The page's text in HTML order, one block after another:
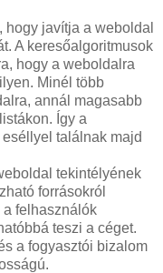
javítja a weboldal
A keresőalgoritmusok
hogy a weboldalra
Minél több
annál magasabb
Így a
találnak majd
tekintélyének
forrásokról
felhasználók
teszi a céget.
a fogyasztói bizalom